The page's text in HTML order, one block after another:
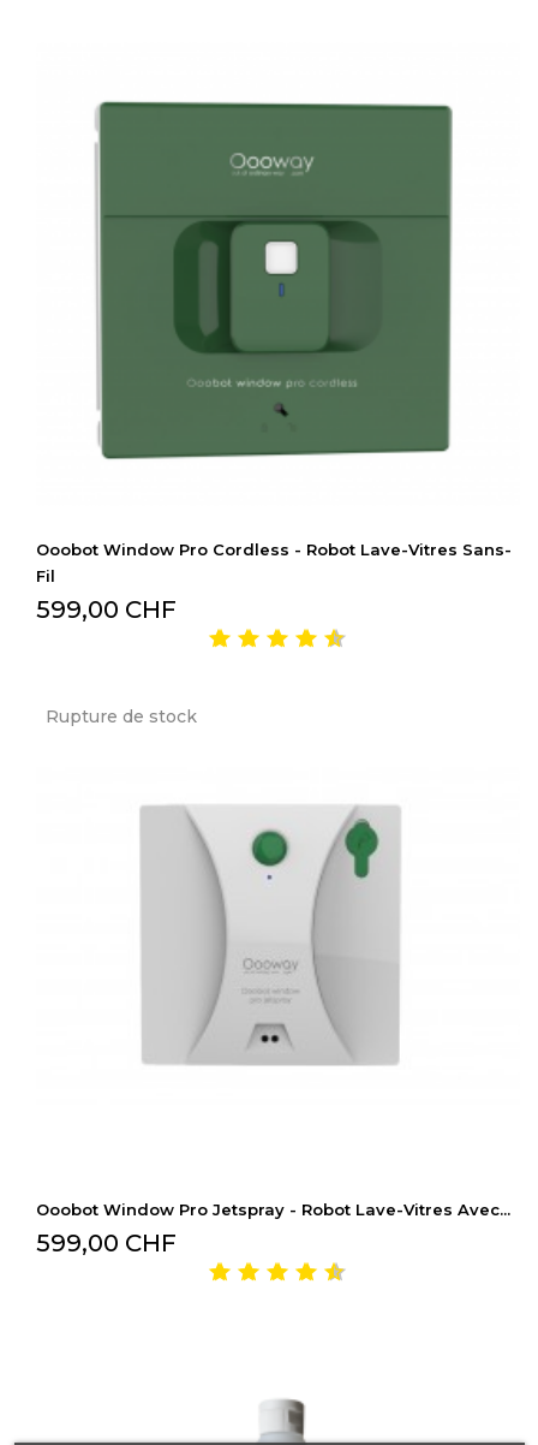
Ooobot Window Pro Cordless - Robot Lave-Vitres Sans-
Fil
599,00 CHF
Ooobot Window Pro Jetspray - Robot Lave-Vitres Avec...
599,00 CHF
Rupture de stock